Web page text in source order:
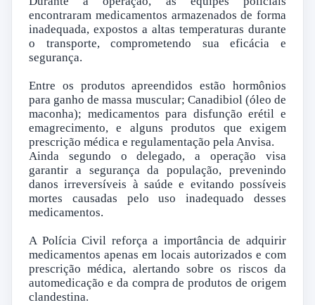
encontraram medicamentos armazenados de forma
inadequada, expostos a altas temperaturas durante
o transporte, comprometendo sua eficácia e
segurança.
Entre os produtos apreendidos estão hormônios
para ganho de massa muscular; Canadibiol (óleo de
maconha); medicamentos para disfunção erétil e
emagrecimento, e alguns produtos que exigem
prescrição médica e regulamentação pela Anvisa.
Ainda segundo o delegado, a operação visa
garantir a segurança da população, prevenindo
danos irreversíveis à saúde e evitando possíveis
mortes causadas pelo uso inadequado desses
medicamentos.
A Polícia Civil reforça a importância de adquirir
medicamentos apenas em locais autorizados e com
prescrição médica, alertando sobre os riscos da
automedicação e da compra de produtos de origem
clandestina.